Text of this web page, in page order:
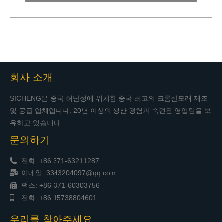
회사 소개
SICHENG은 중국 허난성에 위치한 중국 최고의 크롬산모래 제조
및 공급 업체입니다. 20년 이상의 생산 경험과 숙련된 영업팀을 보
유하고 있습니다.
문의하기
전화: +86 371-63211287
이메일: 3343204097@qq.com
팩스: +86-371-60303756
전화: +86 15738804601
우리를 찾아주세요